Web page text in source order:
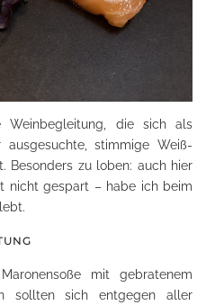
die sich als
ausgesuchte, stimmige Weiß-
Besonders zu loben: auch hier
nicht gespart – habe ich beim
mit gebratenem
sollten sich entgegen aller